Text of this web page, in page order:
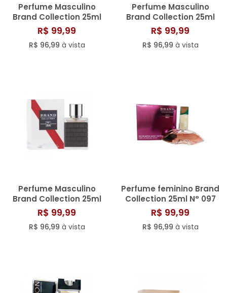
Perfume Masculino
Brand Collection 25ml
N° 005/804
R$ 99,99
R$ 96,99 à vista
Perfume Masculino
Brand Collection 25ml
N° 154
R$ 99,99
R$ 96,99 à vista
Perfume Masculino
Brand Collection 25ml
N° 004
R$ 99,99
R$ 96,99 à vista
Perfume feminino Brand
Collection 25ml N° 097
R$ 99,99
R$ 96,99 à vista